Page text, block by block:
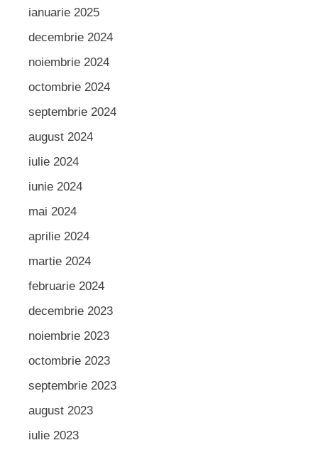
ianuarie 2025
decembrie 2024
noiembrie 2024
octombrie 2024
septembrie 2024
august 2024
iulie 2024
iunie 2024
mai 2024
aprilie 2024
martie 2024
februarie 2024
decembrie 2023
noiembrie 2023
octombrie 2023
septembrie 2023
august 2023
iulie 2023